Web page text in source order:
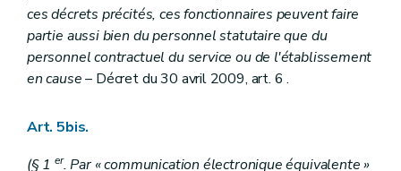
(Champ d'application et conditions de l'échange
Art.64quinquies/1
Sous-section 3 (Champ d'application et conditions de l'échange automatique et obligatoire d'informations relatives aux dispositifs transfrontières devant faire l'objet d'une déclaration - décret du 12 juillet 2023, art. 63)
Art.64quinquies/2
Art. 64quinquies/5
ces décrets précités, ces fonctionnaires peuvent faire
partie aussi bien du personnel statutaire que du
personnel contractuel du service ou de l'établissement
en cause– Décret du 30 avril 2009, art. 6 .
Art. 5bis.
(§ 1er. Par « communication électronique équivalente »